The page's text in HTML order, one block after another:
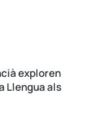
exploren
Llengua als